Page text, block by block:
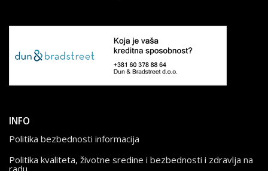
INFO
Politika bezbednosti informacija
Politika kvaliteta, životne sredine i bezbednosti i zdravlja na
radu